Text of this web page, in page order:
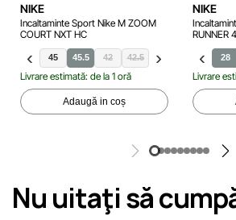
NIKE
Incaltaminte Sport Nike M ZOOM
COURT NXT HC
44.5 45 45.5 42 42.5
Livrare estimată: de la 1 oră
Adaugă in coș
NIKE
RUNNER
28
Livrare
Nu uitaţi să